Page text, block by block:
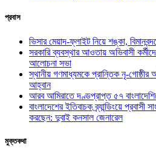
প্রবাস
ভিসার মেয়াদ-ফ্লাইট নিয়ে শঙ্কা,
সরকারি ব্যবস্থার আওতায় অভিবাসী
আলোচনা সভা
স্থানীয় গণমাধ্যমকে প্রান্তিক নৃ-
আহ্বান
আরব আমিরাতে দণ্ডপ্রাপ্ত ৫৭
বাংলাদেশের ইতিবাচক ব্র্যান্ডিংয়ে প্রবাসী
করছেন: দুবাই কনসাল জেনারেল
মুক্তকথা